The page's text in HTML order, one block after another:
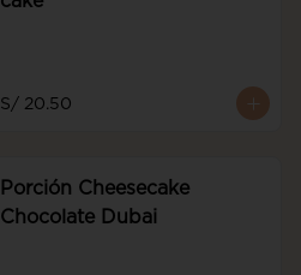
S/ 20.50
Porción Cheesecake
Chocolate Dubai